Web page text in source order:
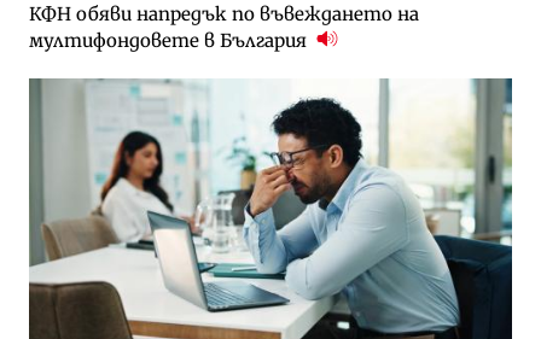
КФН обяви напредък по въвеждането на
мултифондовете в България